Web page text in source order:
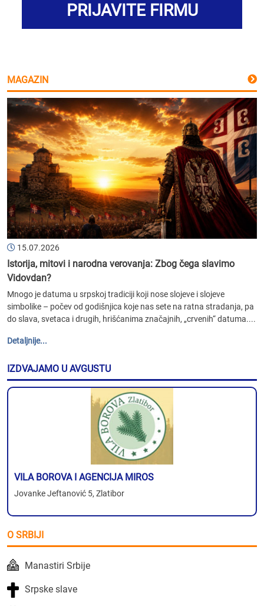
PRIJAVITE FIRMU
MAGAZIN
15.07.2026
Istorija, mitovi i narodna verovanja: Zbog čega slavimo
Vidovdan?
Mnogo je datuma u srpskoj tradiciji koji nose slojeve i slojeve
simbolike – počev od godišnjica koje nas sete na ratna stradanja, pa
do slava, svetaca i drugih, hrišćanima značajnih, „crvenih“ datuma....
Detaljnije...
IZDVAJAMO U AVGUSTU
VILA BOROVA I AGENCIJA MIROS
Jovanke Jeftanović 5, Zlatibor
O SRBIJI
Manastiri Srbije
Srpske slave